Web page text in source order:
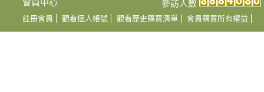
會員中心
註冊會員 觀看個人帳號 觀看歷史購買清單 會員購買所有權益
參訪人數